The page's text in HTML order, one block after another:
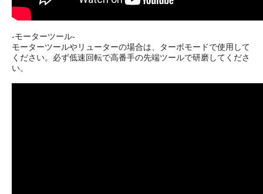
-モーターツール-
モーターツールやリューターの場合は、ターボモードで使用して
ください。必ず低速回転で高番手の先端ツールで研磨してくださ
い。